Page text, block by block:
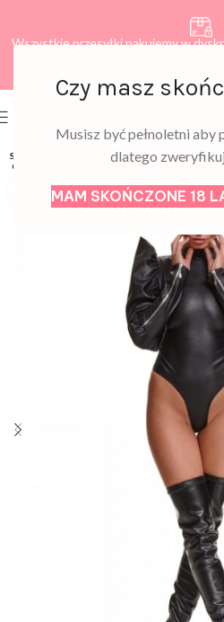
Czy masz
Musisz być pełnoletni aby
dlatego
MAM SKOŃCZONE 18
Wszystkie przesyłki pakujemy w
SOLD
OUT